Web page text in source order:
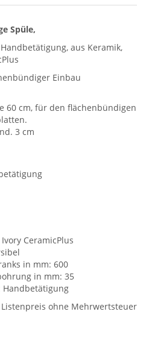
Spüle,
aus Keramik,
Einbau
60 cm, für den flächenbündigen
3 cm
CeramicPlus
in mm: 600
in mm: 35
Listenpreis ohne Mehrwertsteuer